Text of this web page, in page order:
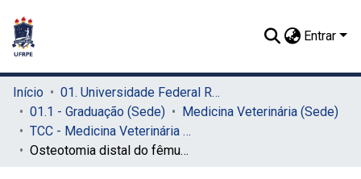
Entrar
Início
01. Universidade Federal Rural de Pernambuco - UFRPE (Sede)
01.1 - Graduação (Sede)
Medicina Veterinária (Sede)
TCC - Medicina Veterinária (Sede)
Osteotomia distal do fêmur (DFO), osteotomia niveladora do platô tibial modificada (TPLO-M) e trocleoplastia em cunha em cão com luxação patelar medial e insuficiência do ligamento cruzado cranial: relato de caso